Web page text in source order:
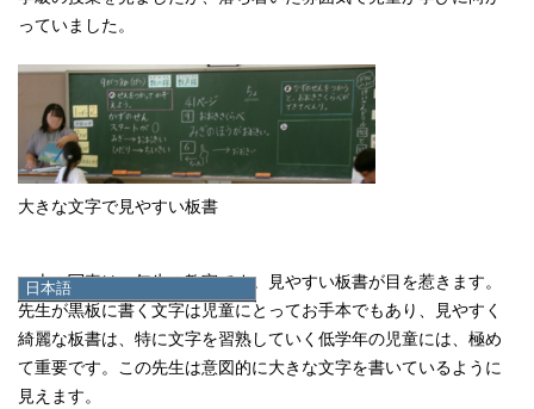
日本語
日本語
English
한국어
简体中文
繁體中文
っていました。
大きな文字で見やすい板書
上の写真は一年生の教室です。見やすい板書が目を惹きます。
先生が黒板に書く文字は児童にとってお手本でもあり、見やすく
綺麗な板書は、特に文字を習熟していく低学年の児童には、極め
て重要です。この先生は意図的に大きな文字を書いているように
見えます。